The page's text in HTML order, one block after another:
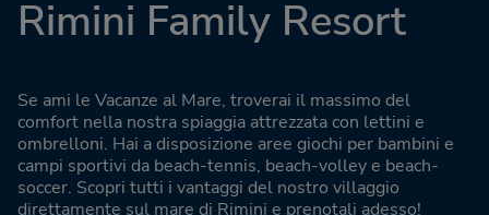
Rimini Family Resort
Se ami le Vacanze al Mare, troverai il massimo del
comfort nella nostra spiaggia attrezzata con lettini e
ombrelloni. Hai a disposizione aree giochi per bambini e
campi sportivi da beach-tennis, beach-volley e beach-
soccer. Scopri tutti i vantaggi del nostro villaggio
direttamente sul mare di Rimini e prenotali adesso!